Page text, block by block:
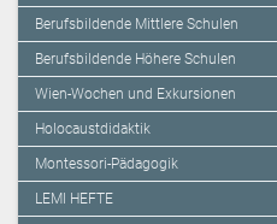
Berufsbildende Mittlere Schulen
Berufsbildende Höhere Schulen
Wien-Wochen und Exkursionen
Holocaustdidaktik
Montessori-Pädagogik
LEMI HEFTE